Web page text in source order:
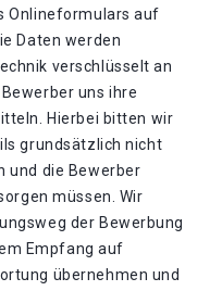
Onlineformulars auf
Daten werden
verschlüsselt an
uns ihre
Hierbei bitten wir
grundsätzlich nicht
und die Bewerber
müssen. Wir
der Bewerbung
Empfang auf
übernehmen und